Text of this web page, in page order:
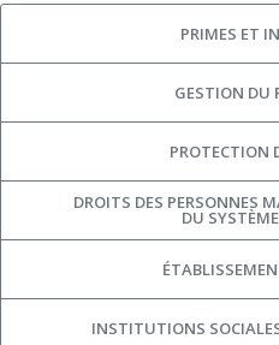
PRIMES ET
GESTION DU
PROTECTION
DROITS DES PERSONNES
DU
INSTITUTIONS